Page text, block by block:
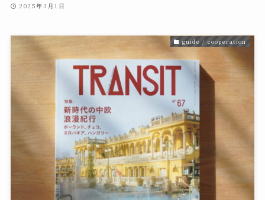
2025年3月1日
guide / cooperation